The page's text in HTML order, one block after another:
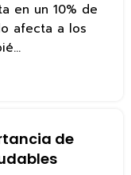
en un 10% de
afecta a los
de